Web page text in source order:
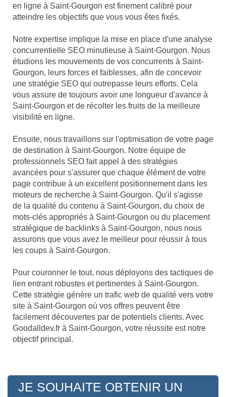
en ligne à Saint-Gourgon est finement calibré pour
atteindre les objectifs que vous vous êtes fixés.
Notre expertise implique la mise en place d'une analyse
concurrentielle SEO minutieuse à Saint-Gourgon. Nous
étudions les mouvements de vos concurrents à Saint-
Gourgon, leurs forces et faiblesses, afin de concevoir
une stratégie SEO qui outrepasse leurs efforts. Cela
vous assure de toujours avoir une longueur d'avance à
Saint-Gourgon et de récolter les fruits de la meilleure
visibilité en ligne.
Ensuite, nous travaillons sur l'optimisation de votre page
de destination à Saint-Gourgon. Notre équipe de
professionnels SEO fait appel à des stratégies
avancées pour s'assurer que chaque élément de votre
page contribue à un excellent positionnement dans les
moteurs de recherche à Saint-Gourgon. Qu'il s'agisse
de la qualité du contenu à Saint-Gourgon, du choix de
mots-clés appropriés à Saint-Gourgon ou du placement
stratégique de backlinks à Saint-Gourgon, nous nous
assurons que vous avez le meilleur pour réussir à tous
les coups à Saint-Gourgon.
Pour couronner le tout, nous déployons des tactiques de
lien entrant robustes et pertinentes à Saint-Gourgon.
Cette stratégie génère un trafic web de qualité vers votre
site à Saint-Gourgon où vos offres peuvent être
facilement découvertes par de potentiels clients. Avec
Goodalldev.fr à Saint-Gourgon, votre réussite est notre
objectif principal.
JE SOUHAITE OBTENIR UN